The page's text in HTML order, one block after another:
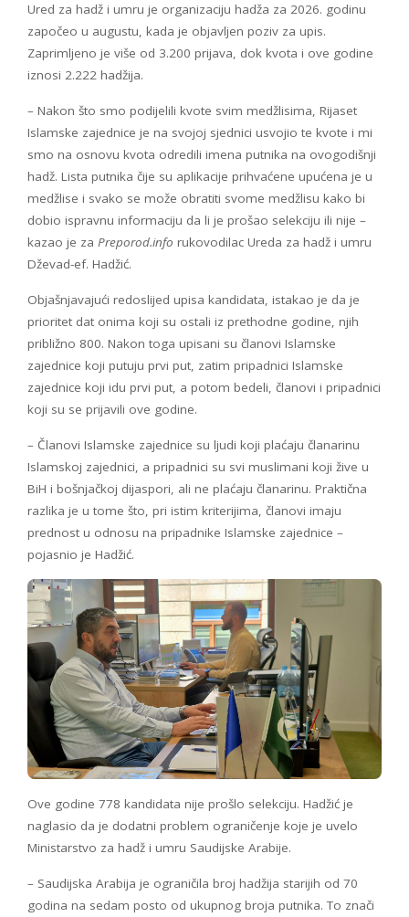
Ured za hadž i umru je organizaciju hadža za 2026. godinu
započeo u augustu, kada je objavljen poziv za upis.
Zaprimljeno je više od 3.200 prijava, dok kvota i ove godine
iznosi 2.222 hadžija.
– Nakon što smo podijelili kvote svim medžlisima, Rijaset
Islamske zajednice je na svojoj sjednici usvojio te kvote i mi
smo na osnovu kvota odredili imena putnika na ovogodišnji
hadž. Lista putnika čije su aplikacije prihvaćene upućena je u
medžlise i svako se može obratiti svome medžlisu kako bi
dobio ispravnu informaciju da li je prošao selekciju ili nije –
kazao je za Preporod.info rukovodilac Ureda za hadž i umru
Dževad-ef. Hadžić.
Objašnjavajući redoslijed upisa kandidata, istakao je da je
prioritet dat onima koji su ostali iz prethodne godine, njih
približno 800. Nakon toga upisani su članovi Islamske
zajednice koji putuju prvi put, zatim pripadnici Islamske
zajednice koji idu prvi put, a potom bedeli, članovi i pripadnici
koji su se prijavili ove godine.
– Članovi Islamske zajednice su ljudi koji plaćaju članarinu
Islamskoj zajednici, a pripadnici su svi muslimani koji žive u
BiH i bošnjačkoj dijaspori, ali ne plaćaju članarinu. Praktična
razlika je u tome što, pri istim kriterijima, članovi imaju
prednost u odnosu na pripadnike Islamske zajednice –
pojasnio je Hadžić.
Ove godine 778 kandidata nije prošlo selekciju. Hadžić je
naglasio da je dodatni problem ograničenje koje je uvelo
Ministarstvo za hadž i umru Saudijske Arabije.
– Saudijska Arabija je ograničila broj hadžija starijih od 70
godina na sedam posto od ukupnog broja putnika. To znači